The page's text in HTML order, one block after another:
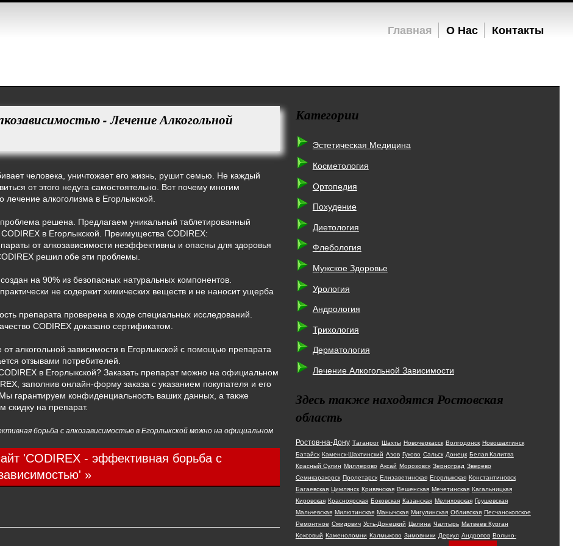
Главная О Нас Контакты
- Лечение Алкогольной
человека, уничтожает его жизнь, рушит семью. Не каждый
от этого недуга самостоятельно. Вот почему многим
лечение алкоголизма в Егорлыкской.
решена. Предлагаем уникальный таблетированный
в Егорлыкской. Преимущества CODIREX:
от алкозависимости неэффективны и опасны для здоровья
решил обе эти проблемы.
на 90% из безопасных натуральных компонентов.
не содержит химических веществ и не наносит ущерба
препарата проверена в ходе специальных исследований.
CODIREX доказано сертификатом.
от алкогольной зависимости в Егорлыкской с помощью препарата
отзывами потребителей.
в Егорлыкской? Заказать препарат можно на официальном
заполнив онлайн-форму заказа с указанием покупателя и его
гарантируем конфиденциальность ваших данных, а также
скидку на препарат.
борьба с алкозависимостью в Егорлыкской можно на официальном
'CODIREX - эффективная борьба с
»
Категории
Эстетическая Медицина
Косметология
Ортопедия
Похудение
Диетология
Флебология
Мужское Здоровье
Урология
Андрология
Трихология
Дерматология
Лечение Алкогольной Зависимости
Здесь также находятся Ростовская
область
Ростов-на-Дону Таганрог Шахты Новочеркасск Волгодонск Новошахтинск
Батайск Каменск-Шахтинский Азов Гуково Сальск Донецк Белая Калитва
Красный Сулин Миллерово Аксай Морозовск Зерноград Зверево
Семикаракорск Пролетарск Елизаветинская Егорлыкская Константиновск
Багаевская Цимлянск Кривянская Вешенская Мечетинская Кагальницкая
Кировская Красноярская Боковская Казанская Мелиховская Грушевская
Мальчевская Милютинская Манычская Мигулинская Обливская Песчанокопское
Ремонтное Смидович Усть-Донецкий Целина Чалтырь Матвеев Курган
Коксовый Каменоломни Калмыково Зимовники Деркул Андропов Вольно-